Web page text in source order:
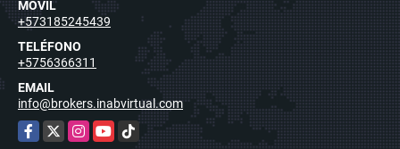
MÓVIL
+573185245439
TELÉFONO
+5756366311
EMAIL
info@brokers.inabvirtual.com
Facebook
X Instagram
YouTubeTikTok